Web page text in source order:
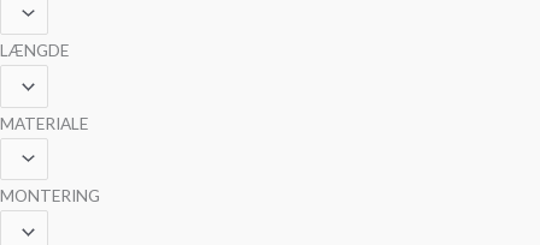
LÆNGDE
MATERIALE
MONTERING